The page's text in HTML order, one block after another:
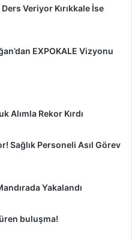
Veriyor Kırıkkale İse
EXPOKALE Vizyonu
Alımla Rekor Kırdı
Sağlık Personeli Asıl Görev
Yakalandı
buluşma!